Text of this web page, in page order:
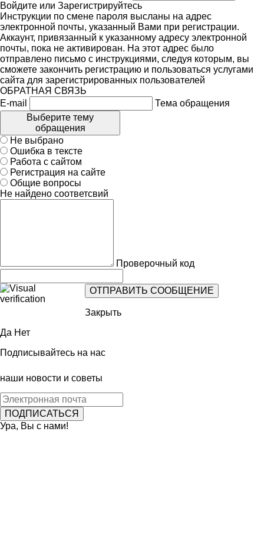
Войдите или Зарегистрируйтесь
Инструкции по смене пароля высланы на адрес
электронной почты, указанный Вами при регистрации.
Аккаунт, привязанный к указанному адресу электронной
почты, пока не активирован. На этот адрес было
отправлено письмо с инструкциями, следуя которым, вы
сможете закончить регистрацию и пользоваться услугами
сайта для зарегистрированных пользователей
ОБРАТНАЯ СВЯЗЬ
E-mail
Тема обращения
Выберите тему
обращения
Не выбрано
Ошибка в тексте
Работа с сайтом
Регистрация на сайте
Общие вопросы
Не найдено соответсвий
Проверочный код
Закрыть
Да Нет
Подписывайтесь на нас
наши новости и советы
Ура, Вы с нами!